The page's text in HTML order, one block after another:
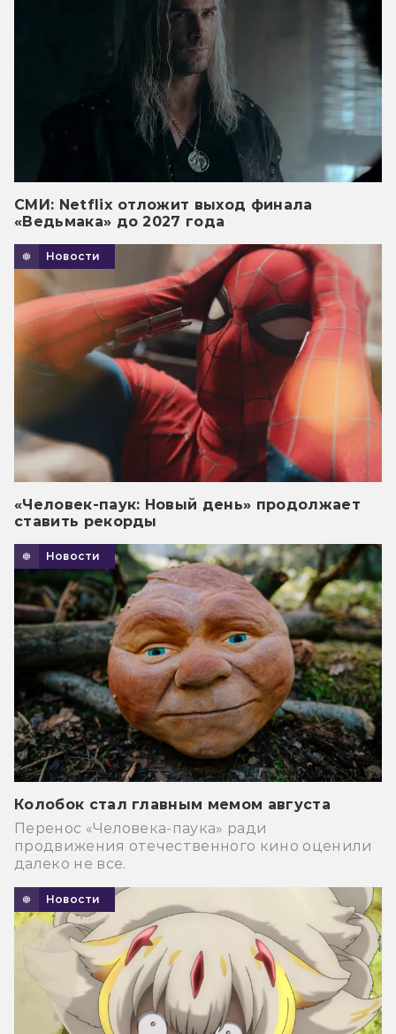
СМИ: Netflix отложит выход финала
«Ведьмака» до 2027 года
Новости
«Человек-паук: Новый день» продолжает
ставить рекорды
Новости
Колобок стал главным мемом августа
Перенос «Человека-паука» ради
продвижения отечественного кино оценили
далеко не все.
Новости